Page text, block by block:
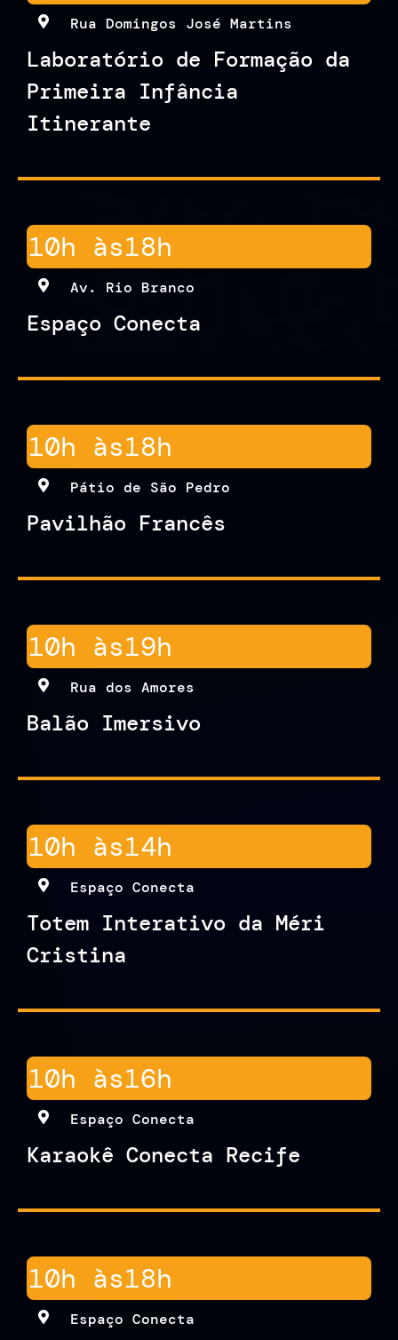
Rua Domingos José Martins
Laboratório de Formação da
Primeira Infância
Itinerante
10h às18h
Av. Rio Branco
Espaço Conecta
10h às18h
Pátio de São Pedro
Pavilhão Francês
10h às19h
Rua dos Amores
Balão Imersivo
10h às14h
Espaço Conecta
Totem Interativo da Méri
Cristina
10h às16h
Espaço Conecta
Karaokê Conecta Recife
10h às18h
Espaço Conecta